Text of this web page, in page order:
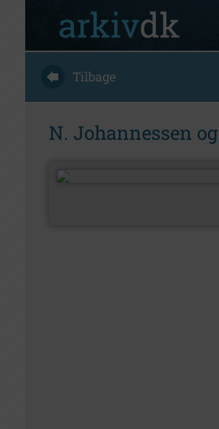
Tilbage
N. Johannessen